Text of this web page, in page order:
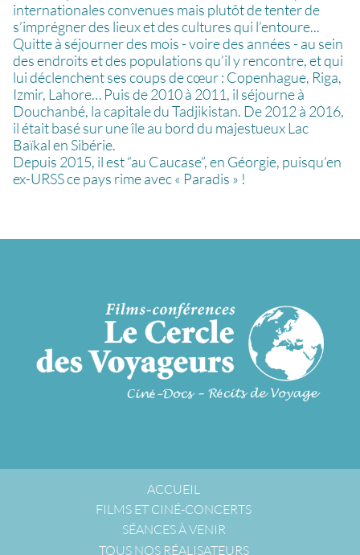
internationales convenues mais plutôt de tenter de
s’imprégner des lieux et des cultures qui l’entoure...
Quitte à séjourner des mois - voire des années - au sein
des endroits et des populations qu’il y rencontre, et qui
lui déclenchent ses coups de cœur : Copenhague, Riga,
Izmir, Lahore… Puis de 2010 à 2011, il séjourne à
Douchanbé, la capitale du Tadjikistan. De 2012 à 2016,
il était basé sur une île au bord du majestueux Lac
Baïkal en Sibérie.
Depuis 2015, il est “au Caucase”, en Géorgie, puisqu’en
ex-URSS ce pays rime avec « Paradis » !
ACCUEIL
FILMS ET CINÉ-CONCERTS
SÉANCES À VENIR
TOUS NOS RÉALISATEURS